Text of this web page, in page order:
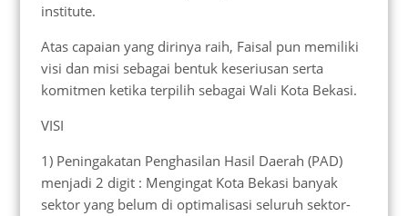
institute.
Atas capaian yang dirinya raih, Faisal pun memiliki
visi dan misi sebagai bentuk keseriusan serta
komitmen ketika terpilih sebagai Wali Kota Bekasi.
VISI
1) Peningakatan Penghasilan Hasil Daerah (PAD)
menjadi 2 digit : Mengingat Kota Bekasi banyak
sektor yang belum di optimalisasi seluruh sektor-